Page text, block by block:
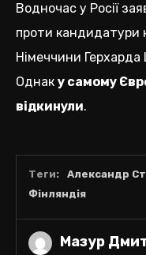
Водночас у Росії
проти кандидатури
Німеччини
Однак у самому
відкинули.
Мазур
Теги: Александр
Фінляндія